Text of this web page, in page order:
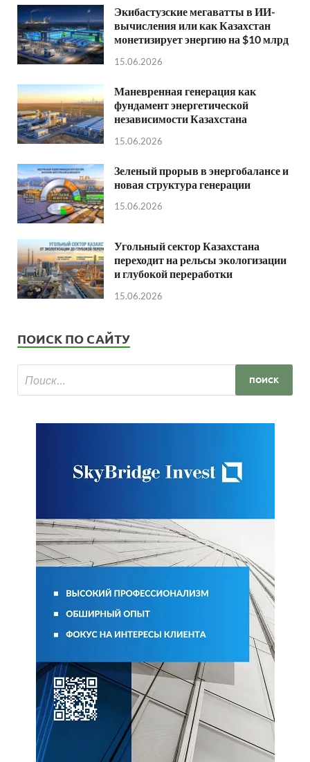
Экибастузские мегаватты в ИИ-
вычисления или как Казахстан
монетизирует энергию на $10 млрд
15.06.2026
Маневренная генерация как
фундамент энергетической
независимости Казахстана
15.06.2026
Зеленый прорыв в энергобалансе и
новая структура генерации
15.06.2026
Угольный сектор Казахстана
переходит на рельсы экологизации
и глубокой переработки
15.06.2026
ПОИСК ПО САЙТУ